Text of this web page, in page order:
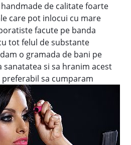
de calitate foarte
care pot inlocui cu mare
facute pe banda
tot felul de substante
o gramada de bani pe
sanatatea si sa hranim acest
preferabil sa cumparam